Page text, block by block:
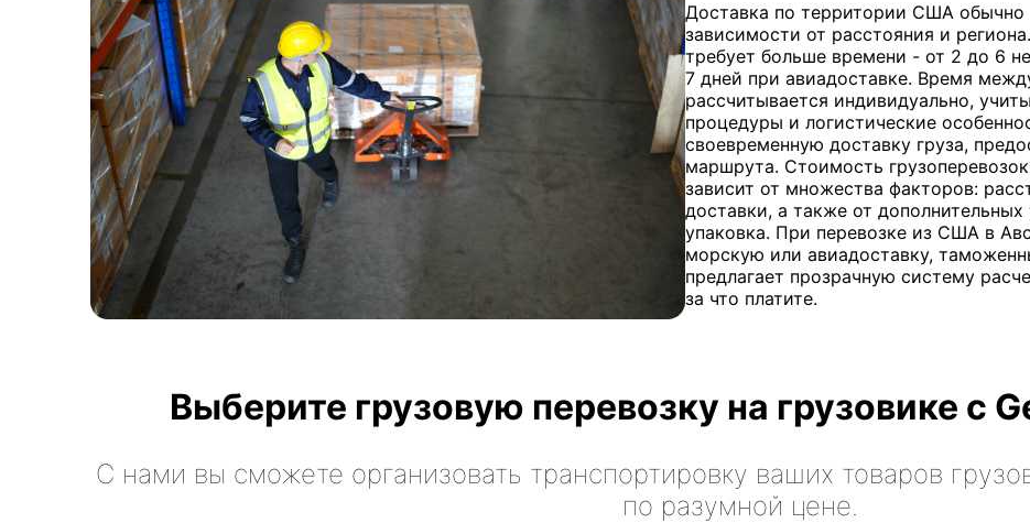
Доставка по территории США обычно
зависимости от расстояния и
требует больше времени - от 2 до 6
7 дней при авиадоставке. Время
рассчитывается индивидуально,
процедуры и логистические
своевременную доставку груза,
маршрута. Стоимость
зависит от множества факторов:
доставки, а также от дополнительных
упаковка. При перевозке из США в
морскую или авиадоставку,
предлагает прозрачную систему
за что платите.
Выберите грузовую перевозку на грузовике с
С нами вы сможете организовать транспортировку ваших товаров
по разумной цене.